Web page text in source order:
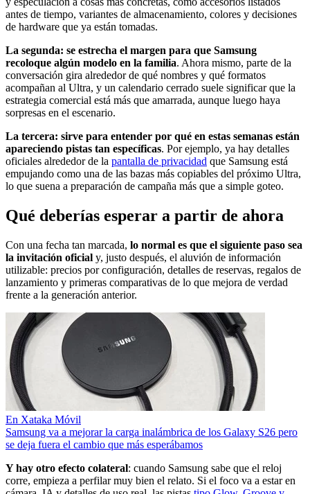
antes de tiempo, variantes de almacenamiento, colores y decisiones
de hardware que ya están tomadas.
La segunda: se estrecha el margen para que Samsung
recoloque algún modelo en la familia. Ahora mismo, parte de la
conversación gira alrededor de qué nombres y qué formatos
acompañan al Ultra, y un calendario cerrado suele significar que la
estrategia comercial está más que amarrada, aunque luego haya
sorpresas en el escenario.
La tercera: sirve para entender por qué en estas semanas están
apareciendo pistas tan específicas. Por ejemplo, ya hay detalles
oficiales alrededor de la pantalla de privacidad que Samsung está
empujando como una de las bazas más copiables del próximo Ultra,
lo que suena a preparación de campaña más que a simple goteo.
Qué deberías esperar a partir de ahora
Con una fecha tan marcada, lo normal es que el siguiente paso sea
la invitación oficial y, justo después, el aluvión de información
utilizable: precios por configuración, detalles de reservas, regalos de
lanzamiento y primeras comparativas de lo que mejora de verdad
frente a la generación anterior.
En Xataka Móvil
Samsung va a mejorar la carga inalámbrica de los Galaxy S26 pero
se deja fuera el cambio que más esperábamos
Y hay otro efecto colateral: cuando Samsung sabe que el reloj
corre, empieza a perfilar muy bien el relato. Si el foco va a estar en